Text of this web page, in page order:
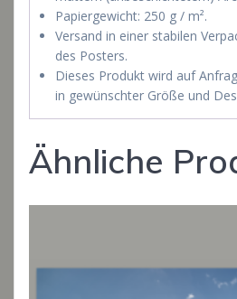
Papiergewicht: 250 g / m².
Versand in einer stabilen
des Posters.
Dieses Produkt wird auf
in gewünschter Größe und
Ähnliche